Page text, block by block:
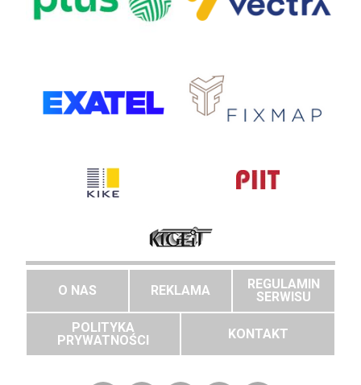
O NAS REKLAMA
REGULAMIN
SERWISU
POLITYKA
PRYWATNOŚCI
KONTAKT